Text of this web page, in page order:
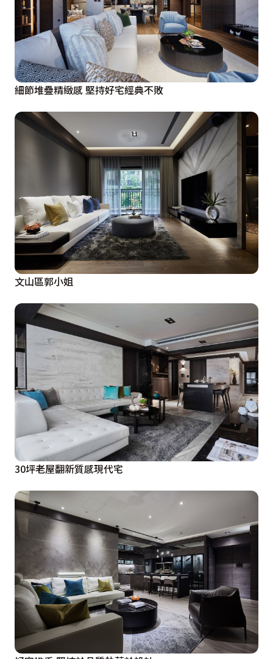
細節堆疊精緻感 堅持好宅經典不敗
文山區郭小姐
30坪老屋翻新質感現代宅